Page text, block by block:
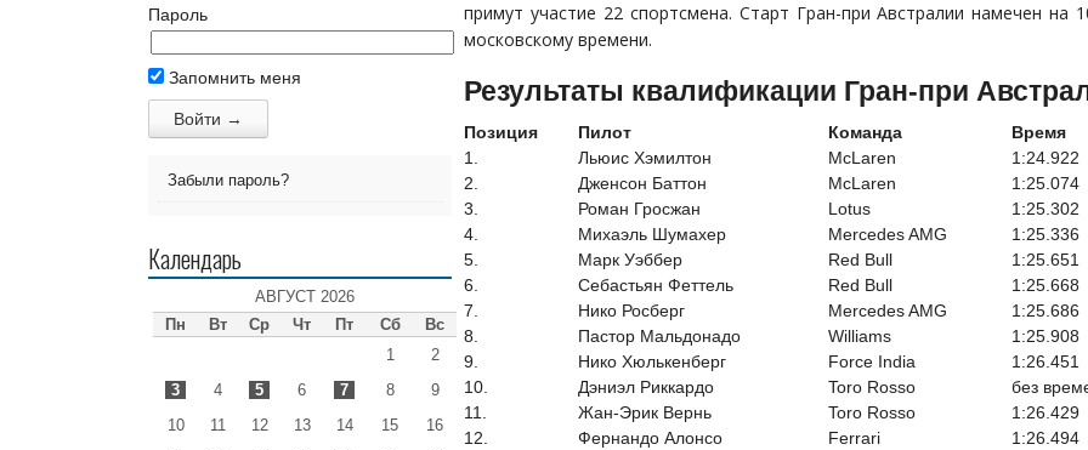
Пароль
Запомнить меня
Забыли пароль?
Календарь
АВГУСТ 2026
Пн
Вт Ср Чт Пт Сб Вс
1
2
3
4 5 6 7 8
9
10
11 12 13 14 15
16
примут участие 22 спортсмена. Старт Гран-при Австралии намечен на
московскому времени.
Результаты квалификации Гран-при
Позиция Пилот Команда
Время
1.
Льюис Хэмилтон McLaren
1:24.922
2.
Дженсон Баттон McLaren
1:25.074
3.
Роман Гросжан Lotus
1:25.302
4.
Михаэль Шумахер Mercedes AMG
1:25.336
5.
Марк Уэббер Red Bull
1:25.651
6.
Себастьян Феттель Red Bull
1:25.668
7.
Нико Росберг Mercedes AMG
1:25.686
8.
Пастор Мальдонадо Williams
1:25.908
9.
Нико Хюлькенберг Force India
1:26.451
10.
Дэниэл Риккардо Toro Rosso
без
11.
Жан-Эрик Вернь Toro Rosso
1:26.429
12.
Фернандо Алонсо Ferrari
1:26.494